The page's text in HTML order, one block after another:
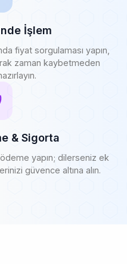
İşlem
fiyat sorgulaması yapın,
zaman kaybetmeden
& Sigorta
yapın; dilerseniz ek
güvence altına alın.